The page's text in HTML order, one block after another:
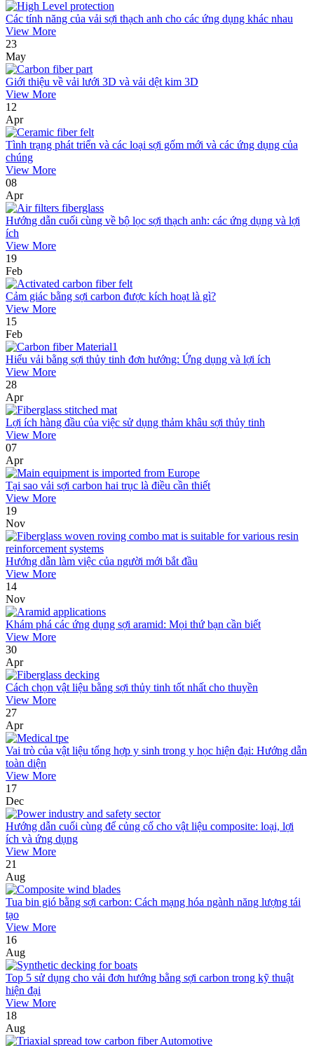
Các tính năng của vải sợi thạch anh cho các ứng dụng khác nhau
View More
23
May
Giới thiệu về vải lưới 3D và vải dệt kim 3D
View More
12
Apr
Tình trạng phát triển và các loại sợi gốm mới và các ứng dụng của
chúng
View More
08
Apr
Hướng dẫn cuối cùng về bộ lọc sợi thạch anh: các ứng dụng và lợi
ích
View More
19
Feb
Cảm giác bằng sợi carbon được kích hoạt là gì?
View More
15
Feb
Hiểu vải bằng sợi thủy tinh đơn hướng: Ứng dụng và lợi ích
View More
28
Apr
Lợi ích hàng đầu của việc sử dụng thảm khâu sợi thủy tinh
View More
07
Apr
Tại sao vải sợi carbon hai trục là điều cần thiết
View More
19
Nov
Hướng dẫn làm việc của người mới bắt đầu
View More
14
Nov
Khám phá các ứng dụng sợi aramid: Mọi thứ bạn cần biết
View More
30
Apr
Cách chọn vật liệu bằng sợi thủy tinh tốt nhất cho thuyền
View More
27
Apr
Vai trò của vật liệu tổng hợp y sinh trong y học hiện đại: Hướng dẫn
toàn diện
View More
17
Dec
Hướng dẫn cuối cùng để củng cố cho vật liệu composite: loại, lợi
ích và ứng dụng
View More
21
Aug
Tua bin gió bằng sợi carbon: Cách mạng hóa ngành năng lượng tái
tạo
View More
16
Aug
Top 5 sử dụng cho vải đơn hướng bằng sợi carbon trong kỹ thuật
hiện đại
View More
18
Aug